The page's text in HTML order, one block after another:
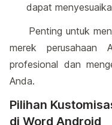
dapat
Penting untuk
merek perusahaan
profesional dan
Anda.
Pilihan
di Word Android